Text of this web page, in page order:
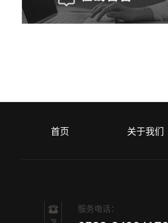
首页 关于我们
服务电话：